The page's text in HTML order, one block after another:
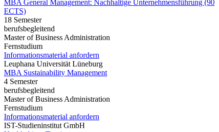
MBA General Management: Nachhaltige Unternehmensführung (90
ECTS)
18 Semester
berufsbegleitend
Master of Business Administration
Fernstudium
Informationsmaterial anfordern
Leuphana Universität Lüneburg
MBA Sustainability Management
4 Semester
berufsbegleitend
Master of Business Administration
Fernstudium
Informationsmaterial anfordern
IST-Studieninstitut GmbH